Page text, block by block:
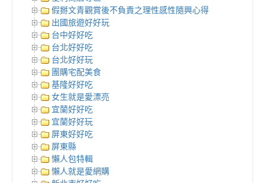
假掰文青觀賞後不負責之理性感性隨興心得
出國旅遊好好玩
台中好好吃
台北好好吃
台北好好玩
團購宅配美食
基隆好好吃
女生就是愛漂亮
宜蘭好好吃
宜蘭好好玩
屏東好好吃
屏東縣
懶人包特輯
懶人就是愛網購